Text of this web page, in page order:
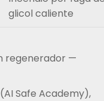
glicol caliente
regenerador —
(AI Safe Academy),